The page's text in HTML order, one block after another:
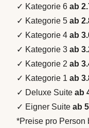
✓ Kategorie 6 ab
✓ Kategorie 5 ab
✓ Kategorie 4 ab
✓ Kategorie 3 ab
✓ Kategorie 2 ab
✓ Kategorie 1 ab
✓ Deluxe Suite ab
✓ Eigner Suite ab
*Preise pro Person